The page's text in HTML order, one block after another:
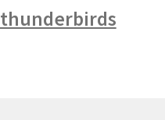
thunderbirds